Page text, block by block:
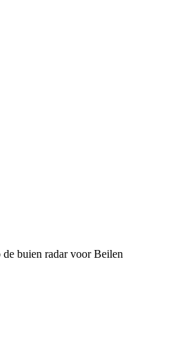
buien radar voor Beilen